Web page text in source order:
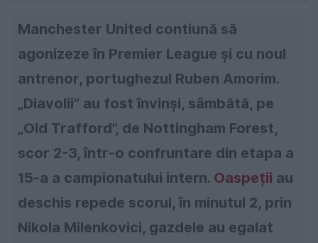
Manchester United contiună să
agonizeze în Premier League și cu noul
antrenor, portughezul Ruben Amorim.
„Diavolii” au fost învinși, sâmbătă, pe
„Old Trafford”, de Nottingham Forest,
scor 2-3, într-o confruntare din etapa a
15-a a campionatului intern. Oaspeții au
deschis repede scorul, în minutul 2, prin
Nikola Milenkovici, gazdele au egalat